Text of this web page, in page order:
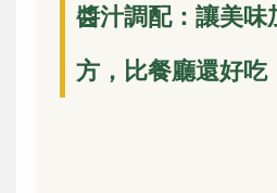
醬汁調配：讓美味
方，比餐廳還好吃